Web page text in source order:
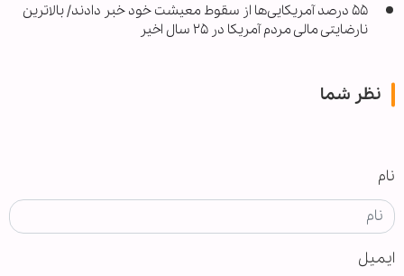
۵۵ درصد آمریکایی‌ها از سقوط معیشت خود خبر دادند/ بالاترین
نارضایتی مالی مردم آمریکا در ۲۵ سال اخیر
نظر شما
نام
ایمیل